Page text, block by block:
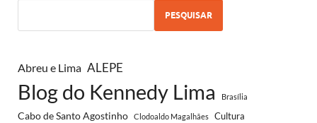
PESQUISAR
Abreu e Lima ALEPE
Blog do Kennedy Lima Brasília
Cabo de Santo Agostinho Clodoaldo Magalhães Cultura